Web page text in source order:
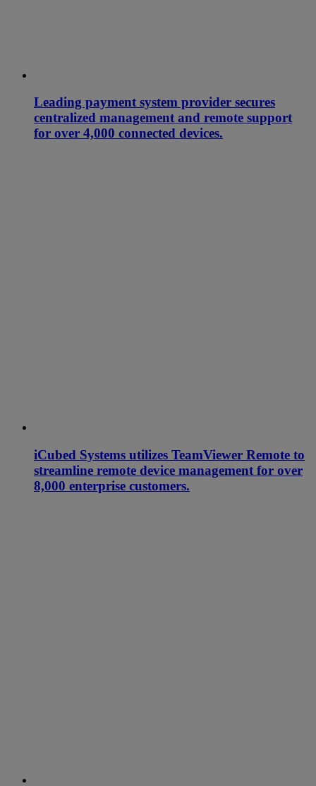
Leading payment system provider secures
centralized management and remote support
for over 4,000 connected devices.
iCubed Systems utilizes TeamViewer Remote to
streamline remote device management for over
8,000 enterprise customers.